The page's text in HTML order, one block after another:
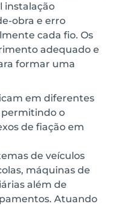
instalação
obra e erro
cada fio. Os
adequado e
formar uma
em diferentes
permitindo o
de fiação em
de veículos
máquinas de
além de
Atuando